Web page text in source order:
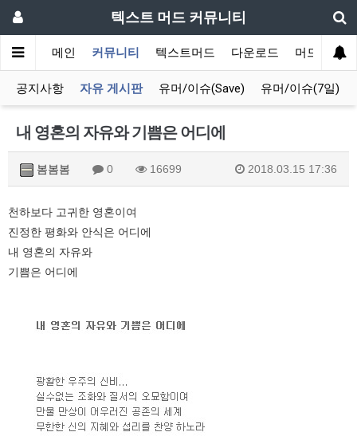
텍스트 머드 커뮤니티
메인 커뮤니티 텍스트머드 다운로드 머드 잡담
공지사항 자유 게시판 유머/이슈(Save) 유머/이슈(7일)
내 영혼의 자유와 기쁨은 어디에
봄봄봄 0 16699 2018.03.15 17:36
천하보다 고귀한 영혼이여
진정한 평화와 안식은 어디에
내 영혼의 자유와
기쁨은 어디에